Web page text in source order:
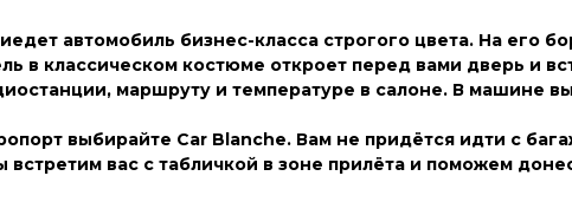
автомобиль бизнес-класса строгого цвета. На его
в классическом костюме откроет перед вами дверь и
маршруту и температуре в салоне. В машине
выбирайте Car Blanche. Вам не придётся идти с
встретим вас с табличкой в зоне прилёта и поможем